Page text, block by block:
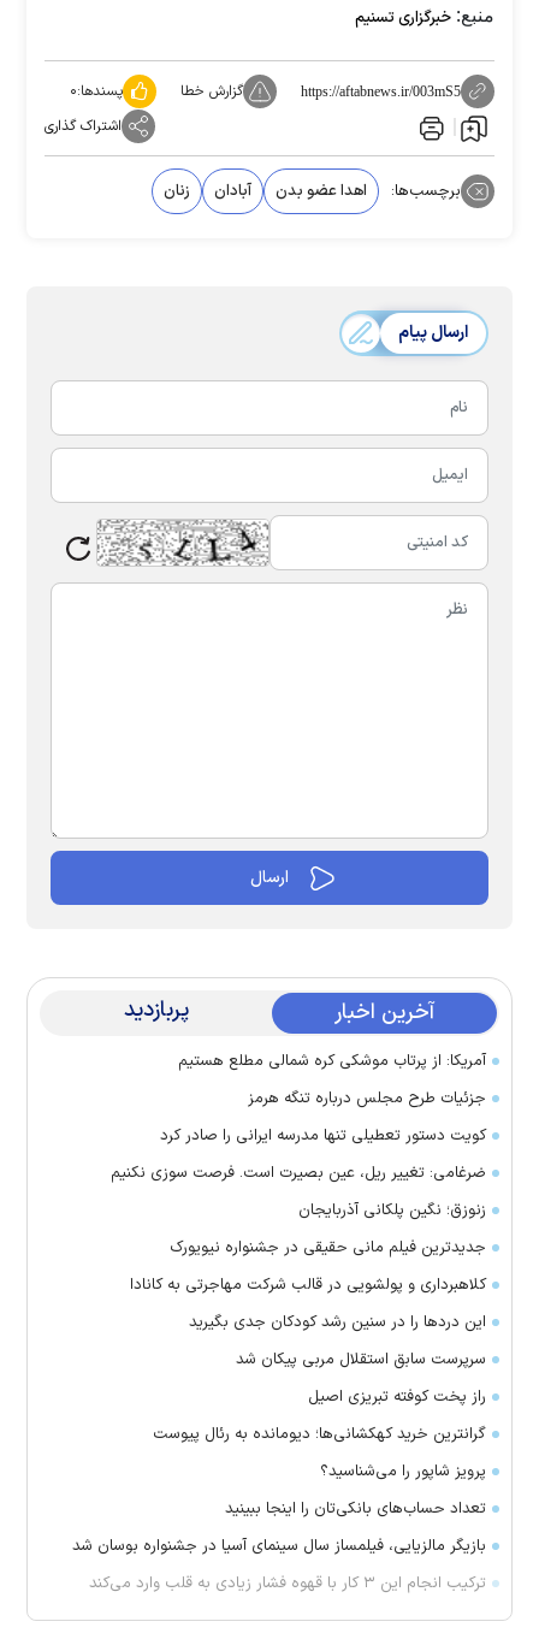
منبع: خبرگزاری تسنیم
https://aftabnews.ir/003mS5 گزارش خطا پسندها:۰
اشتراک گذاری
برچسب‌ها: اهدا عضو بدن آبادان زنان
ارسال پیام
آخرین اخبار پربازدید
آمریکا: از پرتاب موشکی کره شمالی مطلع هستیم
جزئیات طرح مجلس درباره تنگه هرمز
کویت دستور تعطیلی تنها مدرسه ایرانی را صادر کرد
ضرغامی: تغییر ریل، عین بصیرت است. فرصت سوزی نکنیم
زنوزق؛ نگین پلکانی آذربایجان
جدیدترین فیلم مانی حقیقی در جشنواره نیویورک
کلاهبرداری و پولشویی در قالب شرکت مهاجرتی به کانادا
این درد‌ها را در سنین رشد کودکان جدی بگیرید
سرپرست سابق استقلال مربی پیکان شد
راز پخت کوفته تبریزی اصیل
گرانترین خرید کهکشانی‌ها؛ دیومانده به رئال پیوست
پرویز شاپور را می‌شناسید؟
تعداد حساب‌های بانکی‌تان را اینجا ببینید
بازیگر مالزیایی، فیلمساز سال سینمای آسیا در جشنواره بوسان شد
ترکیب انجام این ۳ کار با قهوه فشار زیادی به قلب وارد می‌کند